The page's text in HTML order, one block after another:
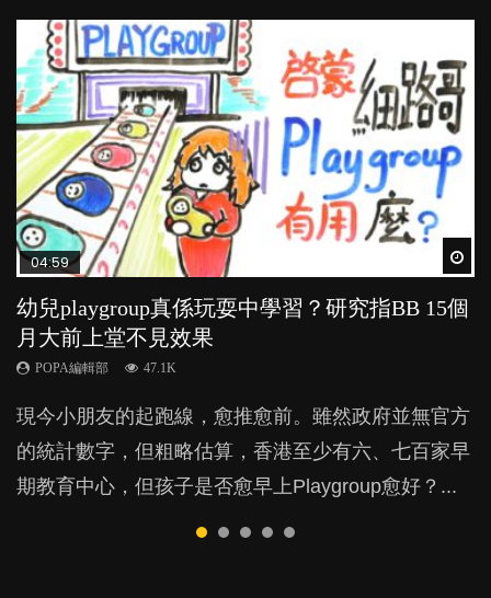
04:59
幼兒playgroup真係玩耍中學習？研究指BB 15個
月大前上堂不見效果
POPA編輯部 47.1K
現今小朋友的起跑線，愈推愈前。雖然政府並無官方
的統計數字，但粗略估算，香港至少有六、七百家早
期教育中心，但孩子是否愈早上Playgroup愈好？...
03:39
幼稚園遊戲課 如何刺激幼兒自發學習取代獎勵
與懲罰？
POPA編輯部 33.1K
由美國學者所創的 tools of the mind 課程，學生以遊
戲方式學習，學術能力和自制能力亦明顯比其他小朋
友優勝，到底這課程有何特別之處？...
04:06
全職好？在職好？｜全職媽媽與在職媽媽的壓
力與價值
POPA編輯部 25.8K
許多媽媽心底可能都有一刻掙扎過：究竟全職好，還
是在職好。雖說每個家庭都有自己的獨特狀況和考慮
因素，但原來全職和在職媽媽所養育的子女其實都各
03:02
老公患產後憂鬱症對BB的影響
POPA編輯部 15.9K
鬱，影響日常生活，嚴重的甚至會有自殺，或傷害小
朋友的念頭。但為何爸爸患上產後抑鬱往往難以察
覺？...
04:18
凡事以BB為中心，就係好爸媽？｜別忽視父母
的身心虛耗
POPA編輯部 31.5K
父母日夜無間、身心俱疲地照顧BB，如何做到正向
教養？部份父母更會為了小朋友放棄自己的嗜好、減
少出席朋友聚會等等，你以為會換來美好的親子關